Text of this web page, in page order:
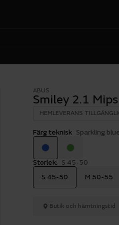
ABUS
Smiley 2.1
HEMLEVERANS
Färg teknisk Sparkling
Storlek: S 45-50
S 45-50
M 50-55
Butik och hämtningstid